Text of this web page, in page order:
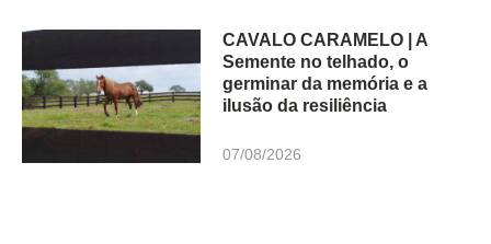
CAVALO CARAMELO | A
Semente no telhado, o
germinar da memória e a
ilusão da resiliência
07/08/2026